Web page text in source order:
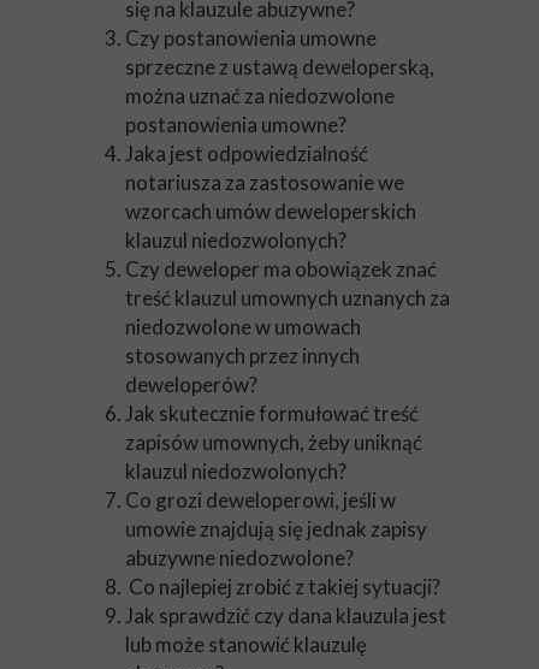
się na klauzule abuzywne?
Czy postanowienia umowne
sprzeczne z ustawą deweloperską,
można uznać za niedozwolone
postanowienia umowne?
Jaka jest odpowiedzialność
notariusza za zastosowanie we
wzorcach umów deweloperskich
klauzul niedozwolonych?
Czy deweloper ma obowiązek znać
treść klauzul umownych uznanych za
niedozwolone w umowach
stosowanych przez innych
deweloperów?
Jak skutecznie formułować treść
zapisów umownych, żeby uniknąć
klauzul niedozwolonych?
Co grozi deweloperowi, jeśli w
umowie znajdują się jednak zapisy
abuzywne niedozwolone?
Co najlepiej zrobić z takiej sytuacji?
Jak sprawdzić czy dana klauzula jest
lub może stanowić klauzulę